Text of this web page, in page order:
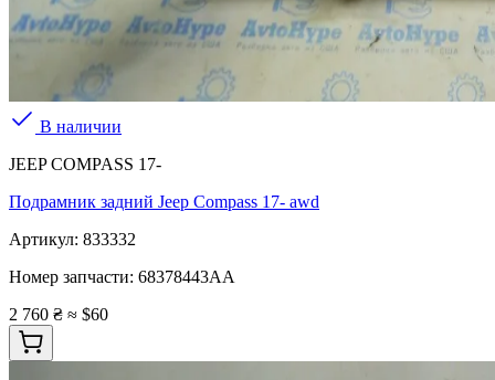
В наличии
JEEP COMPASS 17-
Подрамник задний Jeep Compass 17- awd
Артикул: 833332
Номер запчасти: 68378443AA
2 760 ₴ ≈ $60